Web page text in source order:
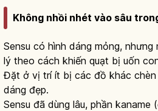
Không nhồi nhét vào sâu
Sensu có hình dáng mỏng,
lý theo cách khiến quạt bị uốn
Đặt ở vị trí ít bị các đồ khác chèn
dáng đẹp.
Sensu đã dùng lâu, phần kaname